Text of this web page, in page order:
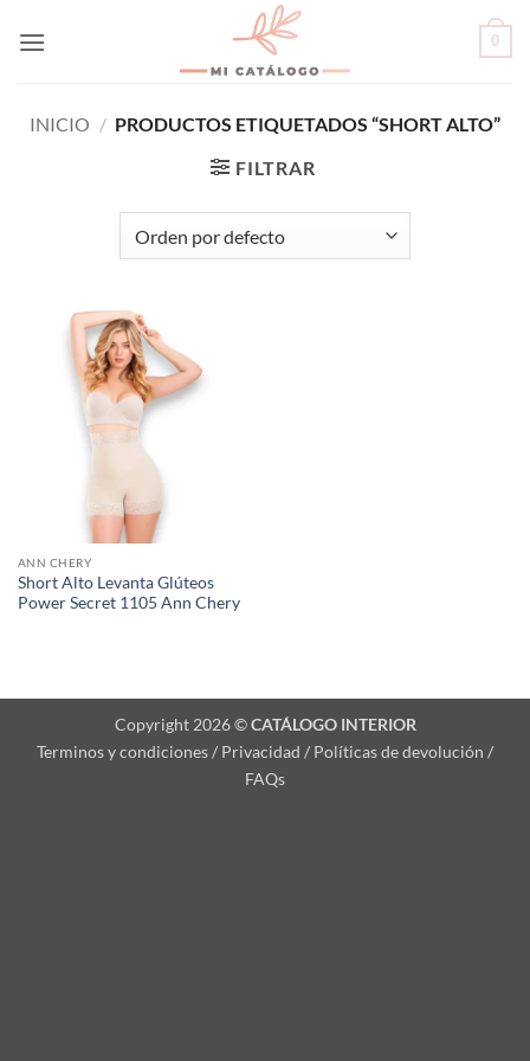
0
INICIO / PRODUCTOS ETIQUETADOS “SHORT ALTO”
FILTRAR
ANN CHERY
Short Alto Levanta Glúteos
Power Secret 1105 Ann Chery
Copyright 2026 ©CATÁLOGO INTERIOR
Terminos y condiciones / Privacidad / Políticas de devolución /
FAQs